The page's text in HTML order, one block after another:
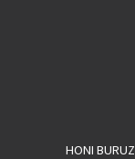
HONI BURUZ